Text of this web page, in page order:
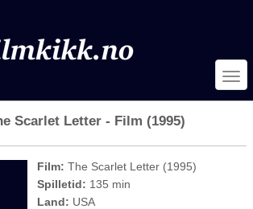
Scarlet Letter - Film (1995)
Film: The Scarlet Letter (1995)
Spilletid: 135 min
Land: USA